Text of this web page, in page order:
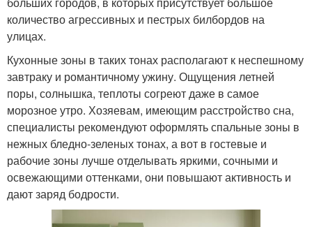
количество агрессивных и пестрых билбордов на
улицах.
Кухонные зоны в таких тонах располагают к неспешному
завтраку и романтичному ужину. Ощущения летней
поры, солнышка, теплоты согреют даже в самое
морозное утро. Хозяевам, имеющим расстройство сна,
специалисты рекомендуют оформлять спальные зоны в
нежных бледно-зеленых тонах, а вот в гостевые и
рабочие зоны лучше отделывать яркими, сочными и
освежающими оттенками, они повышают активность и
дают заряд бодрости.